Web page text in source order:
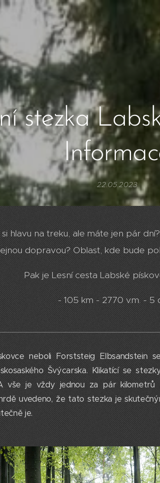
stezka
22.05.2023
hlavu na treku, ale máte jen pár
dopravou? Oblast, kde bude
Pak je Lesní cesta Labské
- 105 km - 2770 v.m. - 5
neboli Forststeig Elbsandstein
Švýcarska. Klikatící se
vše je vždy jednou za pár kilometrů
uvedeno, že tato stezka je
je.